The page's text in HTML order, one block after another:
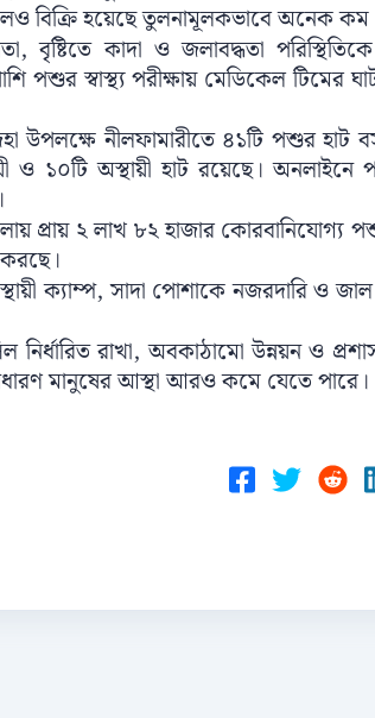
বিক্রি হয়েছে তুলনামূলকভাবে অনেক
বৃষ্টিতে কাদা ও জলাবদ্ধতা
পশুর স্বাস্থ্য পরীক্ষায় মেডিকেল টিমের
উপলক্ষে নীলফামারীতে ৪১টি পশুর হাট
ও ১০টি অস্থায়ী হাট রয়েছে। অনলাইনে
প্রায় ২ লাখ ৮২ হাজার কোরবানিযোগ্য
ক্যাম্প, সাদা পোশাকে নজরদারি ও
নির্ধারিত রাখা, অবকাঠামো উন্নয়ন ও
মানুষের আস্থা আরও কমে যেতে পারে।